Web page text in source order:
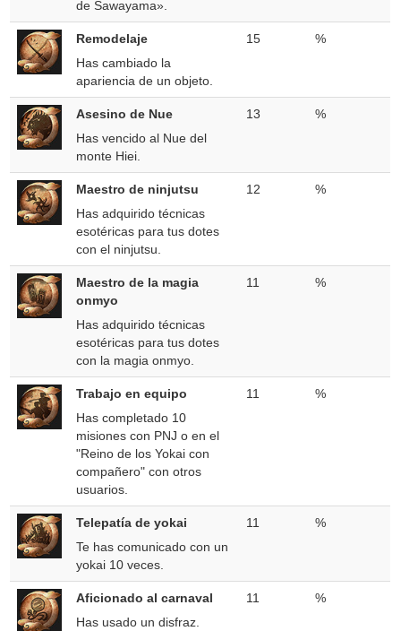
de Sawayama».
Remodelaje
Has cambiado la
apariencia de un objeto.
15 %
Asesino de Nue
Has vencido al Nue del
monte Hiei.
13 %
Maestro de ninjutsu
Has adquirido técnicas
esotéricas para tus dotes
con el ninjutsu.
12 %
Maestro de la magia
onmyo
Has adquirido técnicas
esotéricas para tus dotes
con la magia onmyo.
11 %
Trabajo en equipo
Has completado 10
misiones con PNJ o en el
"Reino de los Yokai con
compañero" con otros
usuarios.
11 %
Telepatía de yokai
Te has comunicado con un
yokai 10 veces.
11 %
Aficionado al carnaval
Has usado un disfraz.
11 %